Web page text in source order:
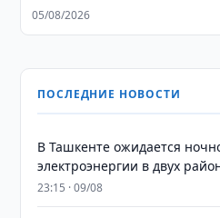
05/08/2026
ПОСЛЕДНИЕ НОВОСТИ
В Ташкенте ожидается
электроэнергии в двух
23:15 · 09/08